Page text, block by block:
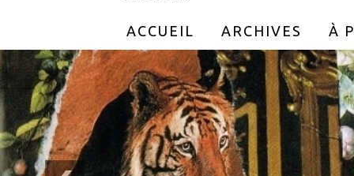
ACCUEIL ARCHIVES À